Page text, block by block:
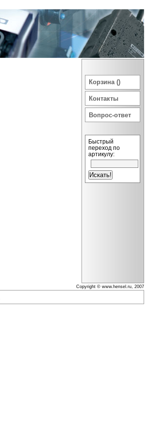
Корзина ()
Контакты
Вопрос-ответ
Быстрый
переход по
артикулу:
Copyright © www.hensel.ru, 2007